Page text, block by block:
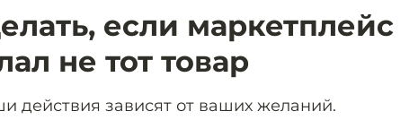
если маркетплейс
не тот товар
действия зависят от ваших желаний.